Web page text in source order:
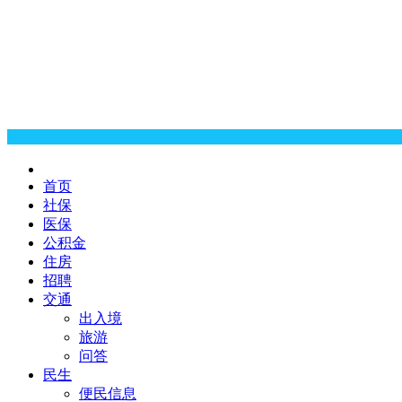
首页
社保
医保
公积金
住房
招聘
交通
出入境
旅游
问答
民生
便民信息